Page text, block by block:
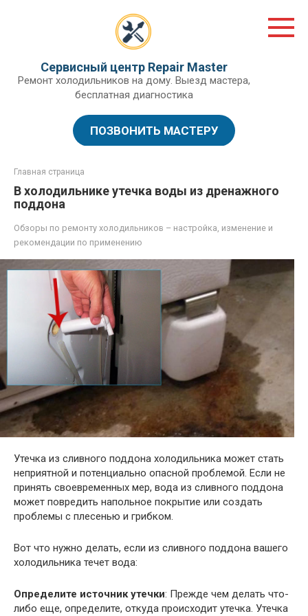
Сервисный центр Repair Master
Ремонт холодильников на дому. Выезд мастера,
бесплатная диагностика
ПОЗВОНИТЬ МАСТЕРУ
Главная страница
В холодильнике утечка воды из дренажного
поддона
Обзоры по ремонту холодильников – настройка, изменение и
рекомендации по применению
Утечка из сливного поддона холодильника может стать
неприятной и потенциально опасной проблемой. Если не
принять своевременных мер, вода из сливного поддона
может повредить напольное покрытие или создать
проблемы с плесенью и грибком.
Вот что нужно делать, если из сливного поддона вашего
холодильника течет вода:
Определите источник утечки: Прежде чем делать что-
либо еще, определите, откуда происходит утечка. Утечка